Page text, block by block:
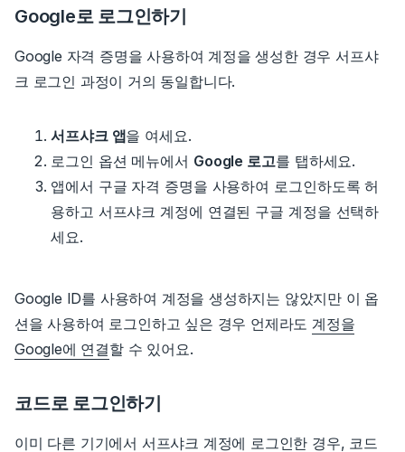
Google로 로그인하기
Google 자격 증명을 사용하여 계정을 생성한 경우 서프샤
크 로그인 과정이 거의 동일합니다.
서프샤크 앱을 여세요.
로그인 옵션 메뉴에서 Google 로고를 탭하세요.
앱에서 구글 자격 증명을 사용하여 로그인하도록 허
용하고 서프샤크 계정에 연결된 구글 계정을 선택하
세요.
Google ID를 사용하여 계정을 생성하지는 않았지만 이 옵
션을 사용하여 로그인하고 싶은 경우 언제라도 계정을
Google에 연결할 수 있어요.
코드로 로그인하기
이미 다른 기기에서 서프샤크 계정에 로그인한 경우, 코드